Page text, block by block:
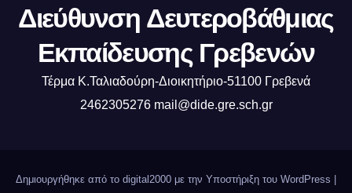
Διεύθυνση Δευτεροβάθμιας
Εκπαίδευσης Γρεβενών
Τέρμα Κ.Ταλιαδούρη-Διοικητήριο-51100 Γρεβενά
2462305276 mail@dide.gre.sch.gr
Δημιουργήθηκε από το digital2000 με την Υποστήριξη του WordPress